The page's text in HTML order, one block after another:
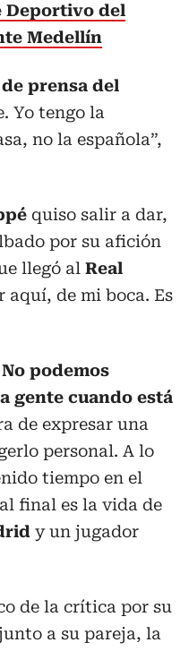
Deportivo del
Medellín
prensa del
Yo tengo la
no la española”,
quiso salir a dar,
por su afición
llegó al Real
aquí, de mi boca. Es
podemos
gente cuando está
de expresar una
personal. A lo
tiempo en el
final es la vida de
y un jugador
de la crítica por su
a su pareja, la